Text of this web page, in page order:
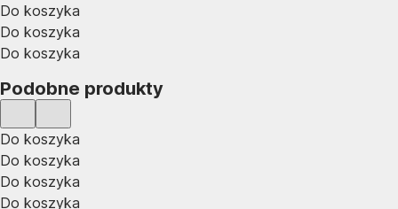
Do koszyka
Do koszyka
Do koszyka
Podobne produkty
Do koszyka
Do koszyka
Do koszyka
Do koszyka